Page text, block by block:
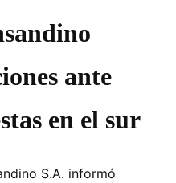
ante
en el sur
S.A. informó